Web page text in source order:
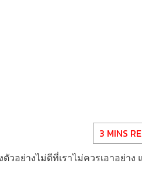
3 MINS
อย่างไม่ดีที่เราไม่ควรเอาอย่าง